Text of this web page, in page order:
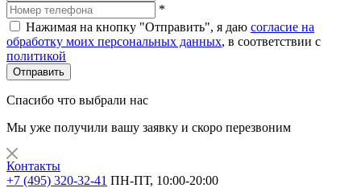
*
Нажимая на кнопку "Отправить", я даю согласие на
обработку моих персональных данных, в соответствии с
политикой
Отправить
Спасибо что выбрали нас
Мы уже получили вашу заявку и скоро перезвоним
Контакты
+7 (495) 320-32-41 ПН-ПТ, 10:00-20:00